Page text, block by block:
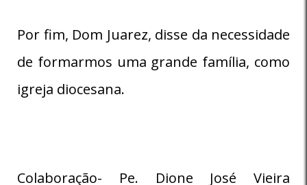
Por fim, Dom Juarez, disse da necessidade
de formarmos uma grande família, como
igreja diocesana.
Colaboração- Pe. Dione José Vieira